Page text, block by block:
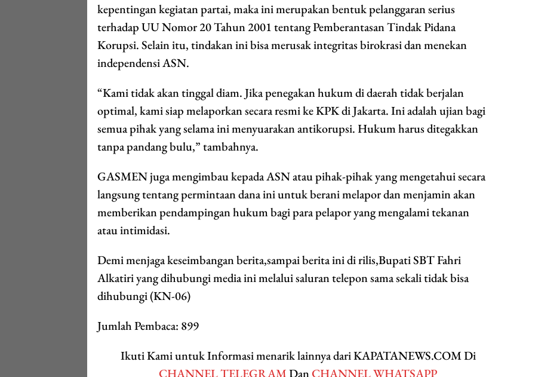
kepentingan kegiatan partai, maka ini merupakan bentuk pelanggaran serius
terhadap UU Nomor 20 Tahun 2001 tentang Pemberantasan Tindak Pidana
Korupsi. Selain itu, tindakan ini bisa merusak integritas birokrasi dan menekan
independensi ASN.
“Kami tidak akan tinggal diam. Jika penegakan hukum di daerah tidak berjalan
optimal, kami siap melaporkan secara resmi ke KPK di Jakarta. Ini adalah ujian bagi
semua pihak yang selama ini menyuarakan antikorupsi. Hukum harus ditegakkan
tanpa pandang bulu,” tambahnya.
GASMEN juga mengimbau kepada ASN atau pihak-pihak yang mengetahui secara
langsung tentang permintaan dana ini untuk berani melapor dan menjamin akan
memberikan pendampingan hukum bagi para pelapor yang mengalami tekanan
atau intimidasi.
Demi menjaga keseimbangan berita,sampai berita ini di rilis,Bupati SBT Fahri
Alkatiri yang dihubungi media ini melalui saluran telepon sama sekali tidak bisa
dihubungi (KN-06)
Jumlah Pembaca: 899
Ikuti Kami untuk Informasi menarik lainnya dari KAPATANEWS.COM Di
CHANNEL TELEGRAMDanCHANNEL WHATSAPP